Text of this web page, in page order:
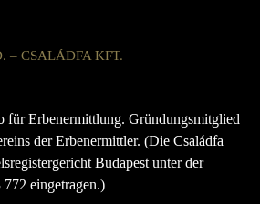
– CSALÁDFA KFT.
für Erbenermittlung. Gründungsmitglied
der Erbenermittler. (Die Családfa
Budapest unter der
eingetragen.)